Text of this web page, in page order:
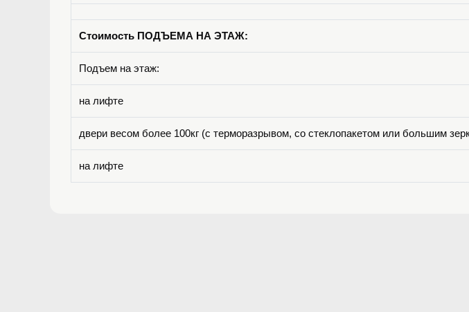
Стоимость ПОДЪЕМА НА ЭТАЖ:
Подъем на этаж:
на лифте
двери весом более 100кг (с терморазрывом, со стеклопакетом или большим
на лифте